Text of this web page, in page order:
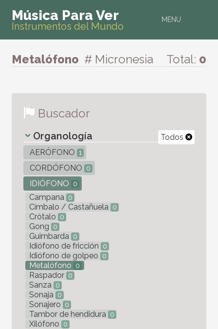
MENU
Música Para Ver
Instrumentos del Mundo
Metalófono # Micronesia Total: 0
Buscador
Todos
Organología
AERÓFONO 1
CORDÓFONO 0
IDIÓFONO 0
Campana 0
Címbalo / Castañuela 0
Crótalo 0
Gong 0
Guimbarda 0
Idiófono de fricción 0
Idiófono de golpeo 0
Metalófono 0
Raspador 0
Sanza 0
Sonaja 0
Sonajero 0
Tambor de hendidura 0
Xilófono 0